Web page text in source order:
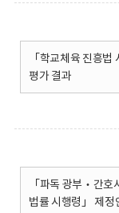
「학교체육 진흥
평가 결과
「파독 광부‧간
법률 시행령」 제정